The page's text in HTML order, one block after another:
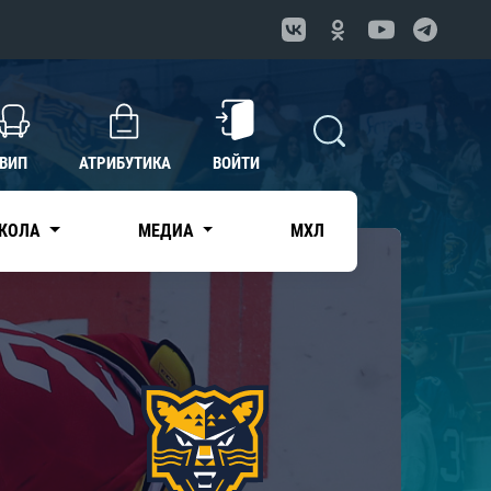
ВИП АТРИБУТИКА ВОЙТИ
МЕДИА МХЛ